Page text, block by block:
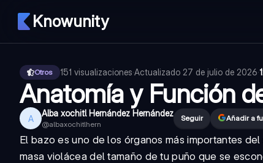
Knowunity
Otros 151 visualizaciones·Actualizado 27 de julio de 2026·
Anatomía y Función
A Alba xochitl Hernández Hernández
@albaxochitlhern
Seguir Añadir a
El bazo es uno de los órganos más importantes
masa violácea del tamaño de tu puño que se